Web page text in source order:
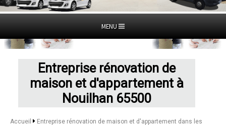
MENU
Entreprise rénovation de
maison et d'appartement à
Nouilhan 65500
Accueil
Entreprise rénovation de maison et d'appartement dans les